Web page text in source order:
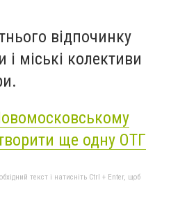
відпочинку
і міські колективи
ще одну ОТГ
текст і натисніть Ctrl + Enter, щоб